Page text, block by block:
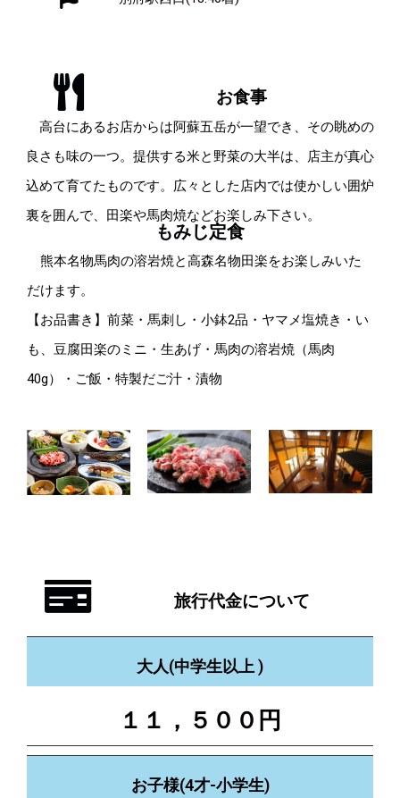
お食事
高台にあるお店からは阿蘇五岳が一望でき、その眺めの
良さも味の一つ。提供する米と野菜の大半は、店主が真心
込めて育てたものです。広々とした店内では使かしい囲炉
裏を囲んで、田楽や馬肉焼などお楽しみ下さい。
もみじ定食
熊本名物馬肉の溶岩焼と高森名物田楽をお楽しみいた
だけます。
【お品書き】前菜・馬刺し・小鉢2品・ヤマメ塩焼き・い
も、豆腐田楽のミニ・生あげ・馬肉の溶岩焼（馬肉
40g）・ご飯・特製だご汁・漬物
旅行代金について
大人(中学生以上 )
１１，５００円
お子様(4才-小学生)